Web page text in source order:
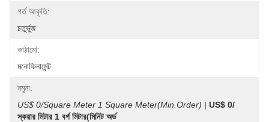
গর্ত আকৃতি:
চতুর্ভুজ
কাঠামো:
মনোফিলামেন্ট
নমুনা:
US$ 0/Square Meter 1 Square Meter(Min.Order) | US$ 0/
স্কয়ার মিটার 1 বর্গ মিটার(মিনিট অর্ড